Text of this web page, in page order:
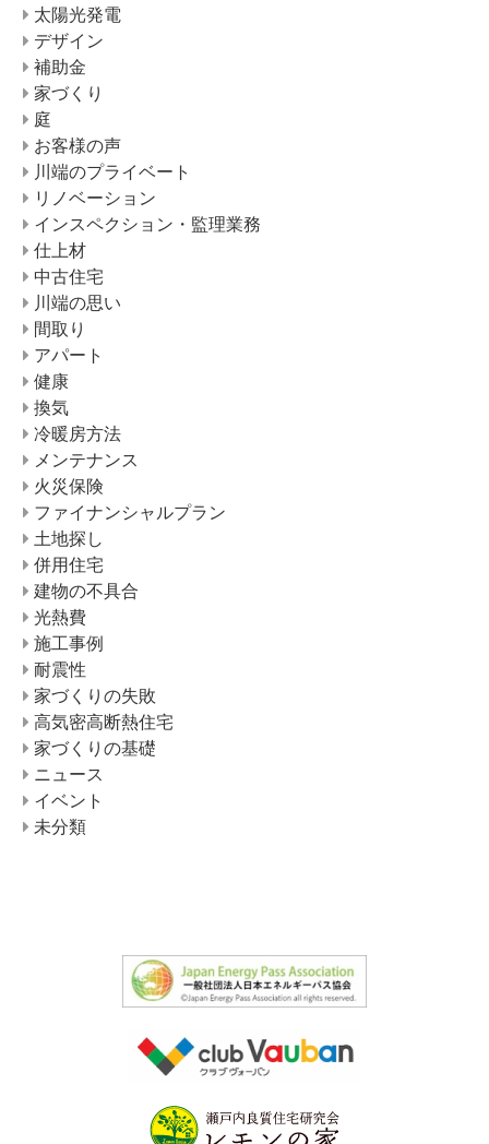
太陽光発電
デザイン
補助金
家づくり
庭
お客様の声
川端のプライベート
リノベーション
インスペクション・監理業務
仕上材
中古住宅
川端の思い
間取り
アパート
健康
換気
冷暖房方法
メンテナンス
火災保険
ファイナンシャルプラン
土地探し
併用住宅
建物の不具合
光熱費
施工事例
耐震性
家づくりの失敗
高気密高断熱住宅
家づくりの基礎
ニュース
イベント
未分類